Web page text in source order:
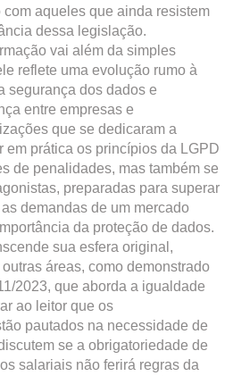
aqueles que ainda resistem
dessa legislação.
vai além da simples
reflete uma evolução rumo à
segurança dos dados e
entre empresas e
que se dedicaram a
em prática os princípios da LGPD
de penalidades, mas também se
preparadas para superar
demandas de um mercado
da proteção de dados.
sua esfera original,
áreas, como demonstrado
2023, que aborda a igualdade
ao leitor que os
pautados na necessidade de
se a obrigatoriedade de
salariais não ferirá regras da